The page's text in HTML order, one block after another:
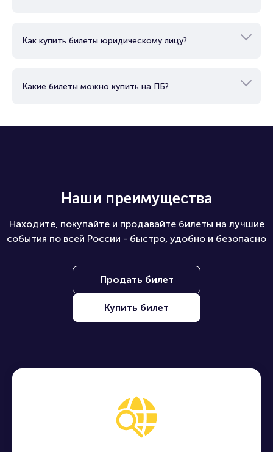
Как купить билеты юридическому лицу?
Какие билеты можно купить на ПБ?
Наши преимущества
Находите, покупайте и продавайте билеты на лучшие
события по всей России - быстро, удобно и безопасно
Продать билет
Купить билет